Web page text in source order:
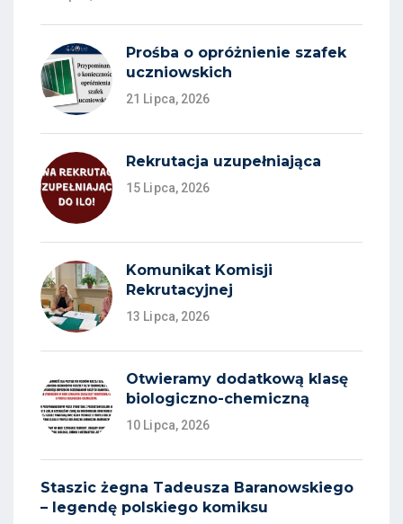
Prośba o opróżnienie szafek
uczniowskich
21 Lipca, 2026
Rekrutacja uzupełniająca
15 Lipca, 2026
Komunikat Komisji
Rekrutacyjnej
13 Lipca, 2026
Otwieramy dodatkową klasę
biologiczno-chemiczną
10 Lipca, 2026
Staszic żegna Tadeusza Baranowskiego
– legendę polskiego komiksu